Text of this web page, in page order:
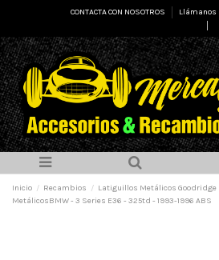
CONTACTA CON NOSOTROS
Llámanos
Inicio Recambios Latiguillos Metálicos Goodridge
MetálicosBMW - 3 Series E36 - 325td - 1993-1996 ABS